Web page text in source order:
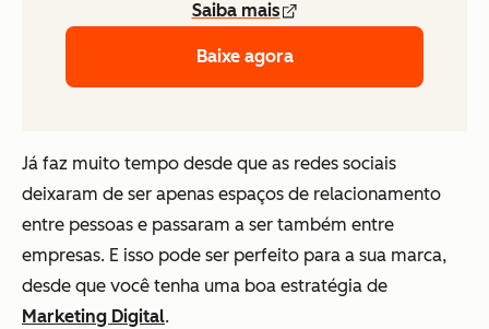
Saiba mais
Baixe agora
Já faz muito tempo desde que as redes sociais
deixaram de ser apenas espaços de relacionamento
entre pessoas e passaram a ser também entre
empresas. E isso pode ser perfeito para a sua marca,
desde que você tenha uma boa estratégia de
Marketing Digital.